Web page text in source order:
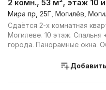
2 комн., 53 м², этаж 10
Мира пр, 25Г, Могилёв,
Сдаётся 2-х комнатная
Могилеве. 10 этаж. Спальня
города. Панорамные окна.